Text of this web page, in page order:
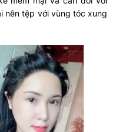
nên tệp với vùng tóc xung